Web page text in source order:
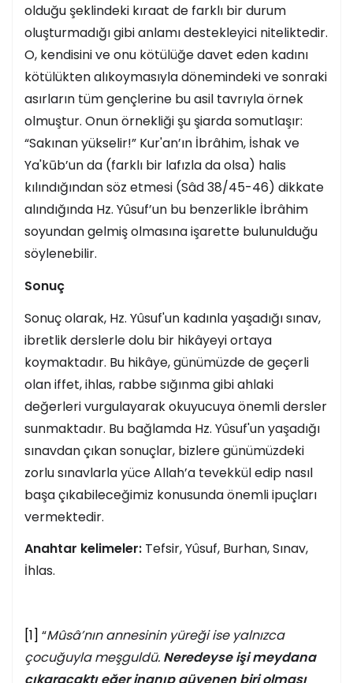
olduğu şeklindeki kıraat de farklı bir durum
oluşturmadığı gibi anlamı destekleyici niteliktedir.
O, kendisini ve onu kötülüğe davet eden kadını
kötülükten alıkoymasıyla dönemindeki ve sonraki
asırların tüm gençlerine bu asil tavrıyla örnek
olmuştur. Onun örnekliği şu şiarda somutlaşır:
“Sakınan yükselir!” Kur'an’ın İbrâhim, İshak ve
Ya'kūb’un da (farklı bir lafızla da olsa) halis
kılındığından söz etmesi (Sâd 38/45-46) dikkate
alındığında Hz. Yûsuf’un bu benzerlikle İbrâhim
soyundan gelmiş olmasına işarette bulunulduğu
söylenebilir.
Sonuç
Sonuç olarak, Hz. Yûsuf'un kadınla yaşadığı sınav,
ibretlik derslerle dolu bir hikâyeyi ortaya
koymaktadır. Bu hikâye, günümüzde de geçerli
olan iffet, ihlas, rabbe sığınma gibi ahlaki
değerleri vurgulayarak okuyucuya önemli dersler
sunmaktadır. Bu bağlamda Hz. Yûsuf'un yaşadığı
sınavdan çıkan sonuçlar, bizlere günümüzdeki
zorlu sınavlarla yüce Allah’a tevekkül edip nasıl
başa çıkabileceğimiz konusunda önemli ipuçları
vermektedir.
Anahtar kelimeler: Tefsir, Yûsuf, Burhan, Sınav,
İhlas.
[1] “Mûsâ’nın annesinin yüreği ise yalnızca
çocuğuyla meşguldü. Neredeyse işi meydana